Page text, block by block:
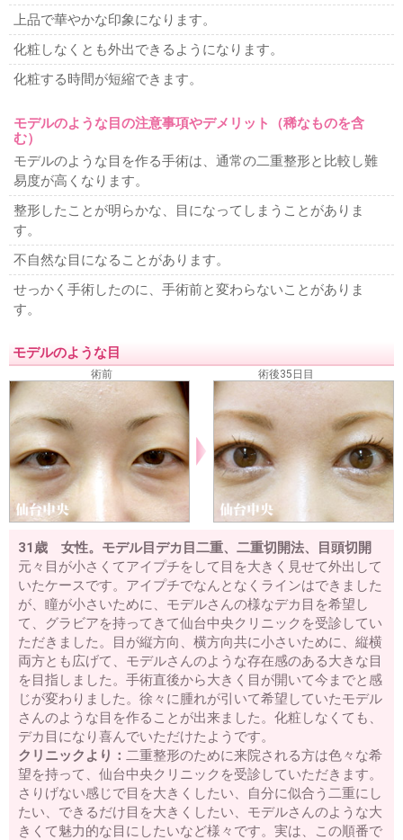
上品で華やかな印象になります。
化粧しなくとも外出できるようになります。
化粧する時間が短縮できます。
モデルのような目の注意事項やデメリット（稀なものを含
む）
モデルのような目を作る手術は、通常の二重整形と比較し難
易度が高くなります。
整形したことが明らかな、目になってしまうことがありま
す。
不自然な目になることがあります。
せっかく手術したのに、手術前と変わらないことがありま
す。
モデルのような目
術前 術後35日目
31歳 女性。モデル目デカ目二重、二重切開法、目頭切開
元々目が小さくてアイプチをして目を大きく見せて外出して
いたケースです。アイプチでなんとなくラインはできました
が、瞳が小さいために、モデルさんの様なデカ目を希望し
て、グラビアを持ってきて仙台中央クリニックを受診してい
ただきました。目が縦方向、横方向共に小さいために、縦横
両方とも広げて、モデルさんのような存在感のある大きな目
を目指しました。手術直後から大きく目が開いて今までと感
じが変わりました。徐々に腫れが引いて希望していたモデル
さんのような目を作ることが出来ました。化粧しなくても、
デカ目になり喜んでいただけたようです。
クリニックより： 二重整形のために来院される方は色々な希
望を持って、仙台中央クリニックを受診していただきます。
さりげない感じで目を大きくしたい、自分に似合う二重にし
たい、できるだけ目を大きくしたい、モデルさんのような大
きくて魅力的な目にしたいなど様々です。実は、この順番で